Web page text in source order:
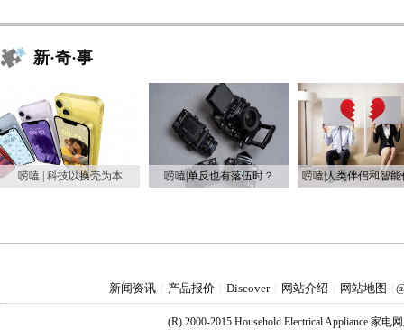
新·奇·事
唠嗑 | 科技以换壳为本 唠嗑|单反也有落伍时？
新闻资讯 产品报价 Discover 网站介绍 网站地图
(R) 2000-2015 Household Electrical Appliance 家电